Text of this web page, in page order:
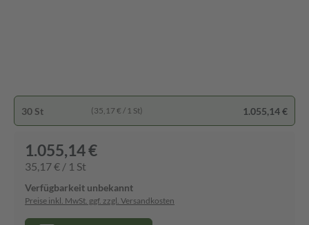
30 St (35,17 € / 1 St) 1.055,14 €
1.055,14 €
35,17 € / 1 St
Verfügbarkeit unbekannt
Preise inkl. MwSt. ggf. zzgl. Versandkosten